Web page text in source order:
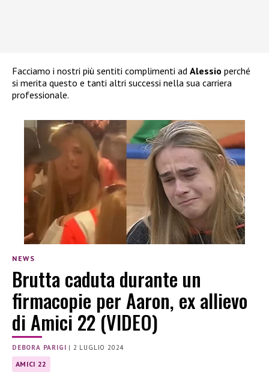
Facciamo i nostri più sentiti complimenti ad Alessio perché
si merita questo e tanti altri successi nella sua carriera
professionale.
NEWS
Brutta caduta durante un
firmacopie per Aaron, ex allievo
di Amici 22 (VIDEO)
DEBORA PARIGI | 2 LUGLIO 2024
AMICI 22